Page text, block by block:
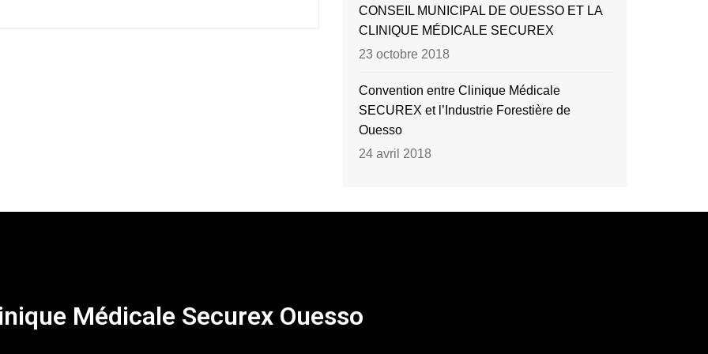
CONSEIL MUNICIPAL DE OUESSO ET LA
CLINIQUE MÉDICALE SECUREX
23 octobre 2018
Convention entre Clinique Médicale
SECUREX et l’Industrie Forestière de
Ouesso
24 avril 2018
Médicale Securex Ouesso